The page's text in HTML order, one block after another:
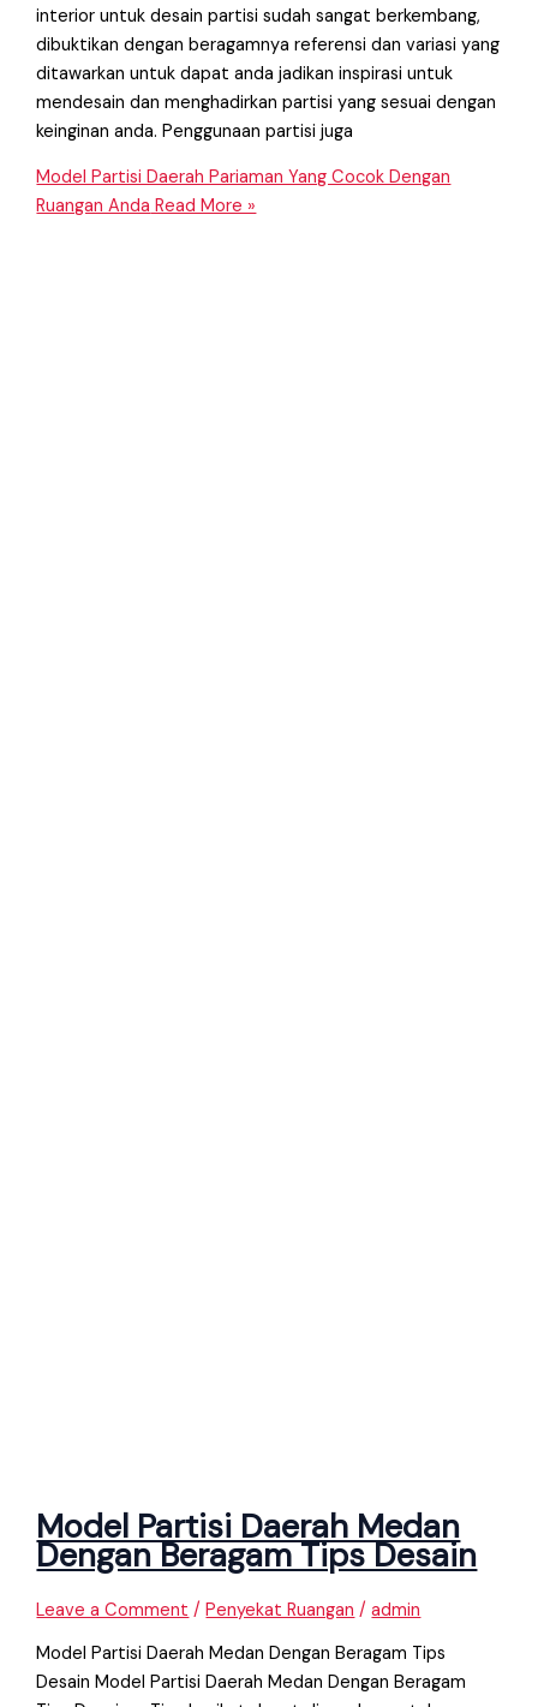
interior untuk desain partisi sudah sangat berkembang,
dibuktikan dengan beragamnya referensi dan variasi yang
ditawarkan untuk dapat anda jadikan inspirasi untuk
mendesain dan menghadirkan partisi yang sesuai dengan
keinginan anda. Penggunaan partisi juga
Model Partisi Daerah Pariaman Yang Cocok Dengan
Ruangan Anda Read More »
Model Partisi Daerah Medan
Dengan Beragam Tips Desain
Leave a Comment /Penyekat Ruangan /admin
Model Partisi Daerah Medan Dengan Beragam Tips
Desain Model Partisi Daerah Medan Dengan Beragam